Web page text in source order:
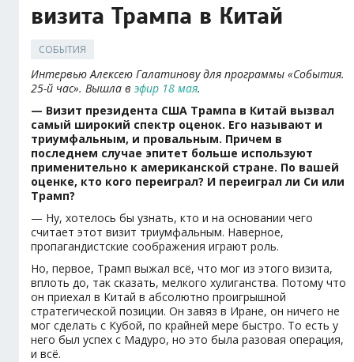
визита Трампа в Китай
СОБЫТИЯ
Интервью Алексею Галатинову для программы «События.
25-й час». Вышла в эфир 18 мая.
— Визит президента США Трампа в Китай вызвал
самый широкий спектр оценок. Его называют и
триумфальным, и провальным. Причем в
последнем случае эпитет больше используют
применительно к американской стране. По вашей
оценке, кто кого переиграл? И переиграл ли Си или
Трамп?
— Ну, хотелось бы узнать, кто и на основании чего
считает этот визит триумфальным. Наверное,
пропагандистские соображения играют роль.
Но, первое, Трамп выжал всё, что мог из этого визита,
вплоть до, так сказать, мелкого хулиганства. Потому что
он приехал в Китай в абсолютно проигрышной
стратегической позиции. Он завяз в Иране, он ничего не
мог сделать с Кубой, по крайней мере быстро. То есть у
него был успех с Мадуро, но это была разовая операция,
и всё.